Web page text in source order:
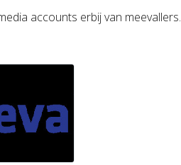
accounts erbij van meevallers.